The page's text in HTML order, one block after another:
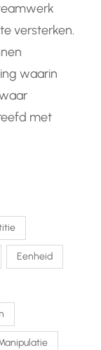
versterken.
waarin
met
Eenheid